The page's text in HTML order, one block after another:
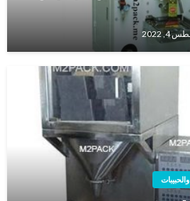
4, 2022